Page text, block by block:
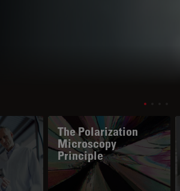
The Polarization
Microscopy
Principle